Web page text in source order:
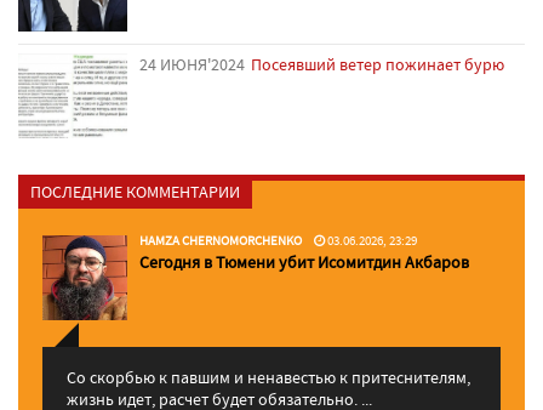
24 ИЮНЯ'2024 Посеявший ветер пожинает бурю
ПОСЛЕДНИЕ КОММЕНТАРИИ
HAMZA CHERNOMORCHENKO 03.06.2026, 23:29
Сегодня в Тюмени убит Исомитдин Акбаров
Со скорбью к павшим и ненавестью к притеснителям,
жизнь идет, расчет будет обязательно. ...